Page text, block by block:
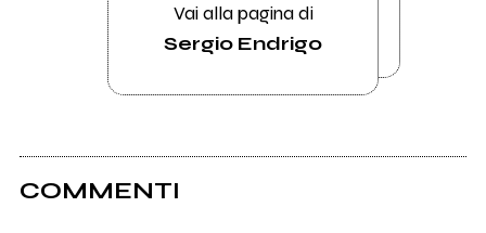
Vai alla pagina di
Sergio Endrigo
COMMENTI